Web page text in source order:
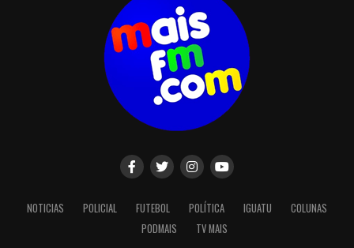
NOTICIAS POLICIAL FUTEBOL POLÍTICA IGUATU
COLUNAS
PODMAIS
TV MAIS